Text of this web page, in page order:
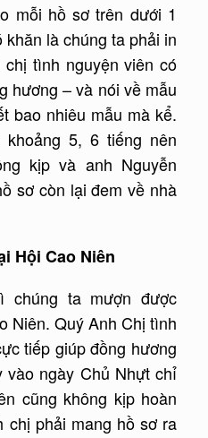
mỗi hồ sơ trên dưới 1
là chúng ta phải in
tình nguyện viên có
hương – và nói về mẫu
bao nhiêu mẫu mà kể.
5, 6 tiếng nên
kịp và anh Nguyễn
sơ còn lại đem về nhà
Hội Cao Niên
chúng ta mượn được
Niên. Quý Anh Chị tình
tiếp giúp đồng hương
vào ngày Chủ Nhựt chỉ
cũng không kịp hoàn
chị phải mang hồ sơ ra